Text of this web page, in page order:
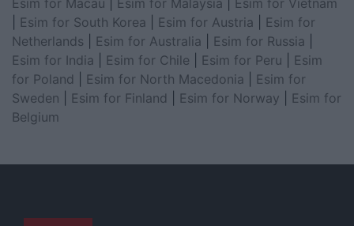
Esim for Macau
Esim for Malaysia
Esim for Vietnam
Esim for South Korea Esim for Austria
Esim for
Netherlands
Esim for Australia Esim for Russia
Esim for India
Esim for Chile Esim for Peru
Esim
for Poland
Esim for North Macedonia
Esim for
Sweden
Esim for Finland Esim for Norway
Esim for
Belgium